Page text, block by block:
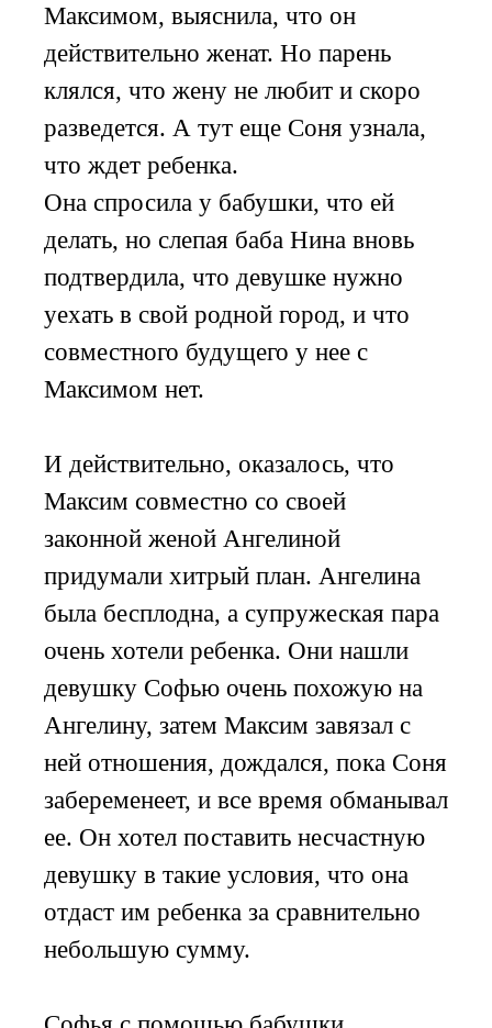
Максимом, выяснила, что он
действительно женат. Но парень
клялся, что жену не любит и скоро
разведется. А тут еще Соня узнала,
что ждет ребенка.
Она спросила у бабушки, что ей
делать, но слепая баба Нина вновь
подтвердила, что девушке нужно
уехать в свой родной город, и что
совместного будущего у нее с
Максимом нет.
И действительно, оказалось, что
Максим совместно со своей
законной женой Ангелиной
придумали хитрый план. Ангелина
была бесплодна, а супружеская пара
очень хотели ребенка. Они нашли
девушку Софью очень похожую на
Ангелину, затем Максим завязал с
ней отношения, дождался, пока Соня
забеременеет, и все время обманывал
ее. Он хотел поставить несчастную
девушку в такие условия, что она
отдаст им ребенка за сравнительно
небольшую сумму.